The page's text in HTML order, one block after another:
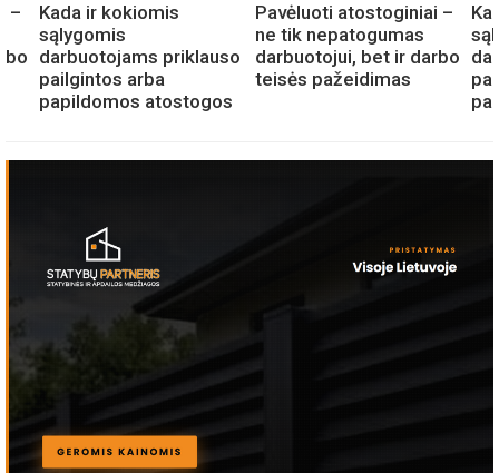
–
Kada ir kokiomis
sąlygomis
darbuotojams priklauso
pailgintos arba
papildomos atostogos
Pavėluoti atostoginiai –
ne tik nepatogumas
darbuotojui, bet ir darbo
teisės pažeidimas